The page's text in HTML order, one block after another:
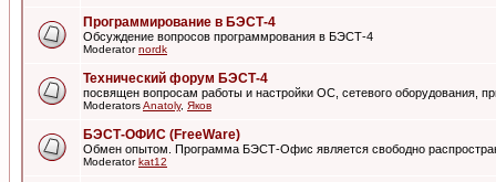
Программирование в БЭСТ-4
Обсуждение вопросов программрования в БЭСТ-4
Moderatornordk
Технический форум БЭСТ-4
посвящен вопросам работы и настройки ОС, сетевого оборудования,
ModeratorsAnatoly, Яков
БЭСТ-ОФИС (FreeWare)
Обмен опытом. Программа БЭСТ-Офис является свободно
Moderatorkat12